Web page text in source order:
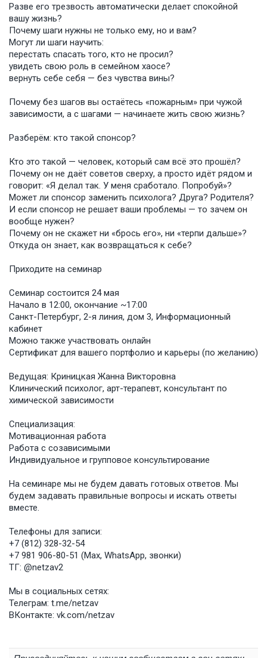
Разве его трезвость автоматически делает спокойной
вашу жизнь?
Почему шаги нужны не только ему, но и вам?
Могут ли шаги научить:
перестать спасать того, кто не просил?
увидеть свою роль в семейном хаосе?
вернуть себе себя — без чувства вины?
Почему без шагов вы остаётесь «пожарным» при чужой
зависимости, а с шагами — начинаете жить свою жизнь?
Разберём: кто такой спонсор?
Кто это такой — человек, который сам всё это прошёл?
Почему он не даёт советов сверху, а просто идёт рядом и
говорит: «Я делал так. У меня сработало. Попробуй»?
Может ли спонсор заменить психолога? Друга? Родителя?
И если спонсор не решает ваши проблемы — то зачем он
вообще нужен?
Почему он не скажет ни «брось его», ни «терпи дальше»?
Откуда он знает, как возвращаться к себе?
Приходите на семинар
Семинар состоится 24 мая
Начало в 12:00, окончание ~17:00
Санкт-Петербург, 2-я линия, дом 3, Информационный
кабинет
Можно также участвовать онлайн
Сертификат для вашего портфолио и карьеры (по желанию)
Ведущая: Криницкая Жанна Викторовна
Клинический психолог, арт-терапевт, консультант по
химической зависимости
Специализация:
Мотивационная работа
Работа с созависимыми
Индивидуальное и групповое консультирование
На семинаре мы не будем давать готовых ответов. Мы
будем задавать правильные вопросы и искать ответы
вместе.
Телефоны для записи:
+7 (812) 328-32-54
+7 981 906-80-51 (Max, WhatsApp, звонки)
ТГ: @netzav2
Мы в социальных сетях:
Телеграм: t.me/netzav
ВКонтакте: vk.com/netzav